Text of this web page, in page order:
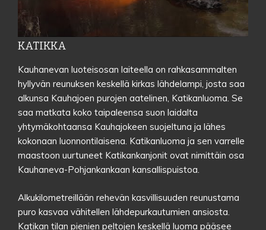
KATIKKA
Kauhanevan luoteisosan laiteella on rahkasammalten
hyllyvän reunuksen keskellä kirkas lähdelampi, josta saa
alkunsa Kauhajoen purojen aatelinen, Katikanluoma. Se
saa matkata koko taipaleensa suon laidalta
yhtymäkohtaansa Kauhajokeen suojeltuna ja lähes
kokonaan luonnontilaisena. Katikanluoma ja sen varrelle
maastoon uurtuneet Katikankanjonit ovat nimittäin osa
Kauhaneva-Pohjankankaan kansallispuistoa.
Alkukilometreillään rehevän kasvillisuuden reunustama
puro kasvaa vähitellen lähdepurkautumien ansiosta.
Katikan tilan pienien peltojen keskellä luoma pääsee